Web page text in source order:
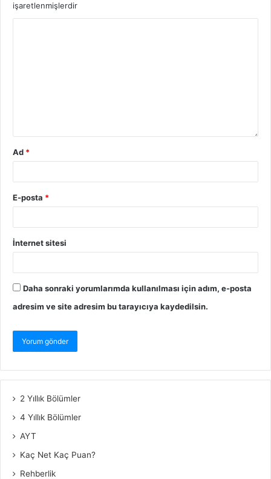
işaretlenmişlerdir
Ad *
E-posta *
İnternet sitesi
Daha sonraki yorumlarımda kullanılması için adım, e-posta
adresim ve site adresim bu tarayıcıya kaydedilsin.
2 Yıllık Bölümler
4 Yıllık Bölümler
AYT
Kaç Net Kaç Puan?
Rehberlik